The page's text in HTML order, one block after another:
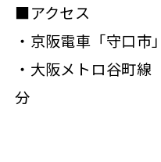
■アクセス
・京阪電車「守口
・大阪メトロ谷町
分